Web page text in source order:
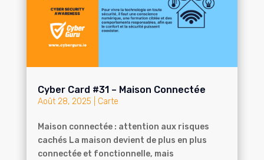
Cyber Card #31 – Maison Connectée
Août 28, 2025 Carte
Maison connectée : attention aux risques
cachés La maison devient de plus en plus
connectée et fonctionnelle, mais